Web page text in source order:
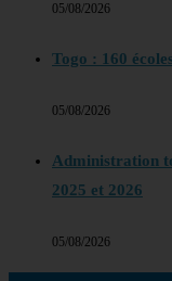
05/08/2026
Togo : 160
05/08/2026
Administration
2025 et 2026
05/08/2026